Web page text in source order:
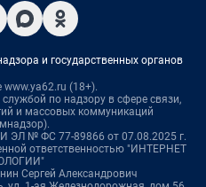
и государственных органов
www.ya62.ru (18+).
по надзору в сфере связи,
и массовых коммуникаций
ЭЛ № ФС 77-89866 от 07.08.2025 г.
ответственностью "ИНТЕРНЕТ
Сергей Александрович